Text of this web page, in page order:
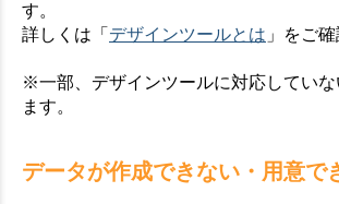
す。
詳しくは「 デザインツールとは 」をご
※一部、デザインツールに対応してい
ます。
データが作成できない・用意で